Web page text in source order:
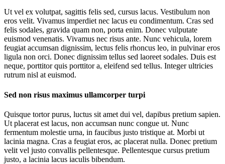
Ut vel ex volutpat, sagittis felis sed, cursus lacus. Vestibulum non
eros velit. Vivamus imperdiet nec lacus eu condimentum. Cras sed
felis sodales, gravida quam non, porta enim. Donec vulputate
euismod venenatis. Vivamus nec risus ante. Nunc vehicula, lorem
feugiat accumsan dignissim, lectus felis rhoncus leo, in pulvinar eros
ligula non orci. Donec dignissim tellus sed laoreet sodales. Duis est
neque, porttitor quis porttitor a, eleifend sed tellus. Integer ultricies
rutrum nisl at euismod.
Sed non risus maximus ullamcorper turpi
Quisque tortor purus, luctus sit amet dui vel, dapibus pretium sapien.
Ut placerat est lacus, non accumsan nunc congue ut. Nunc
fermentum molestie urna, in faucibus justo tristique at. Morbi ut
lacinia magna. Cras a feugiat eros, ac placerat nulla. Donec pretium
velit vel justo convallis pellentesque. Pellentesque cursus pretium
justo, a lacinia lacus iaculis bibendum.